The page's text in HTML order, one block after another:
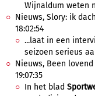
Wijnaldum weten
Nieuws, Slory: ik
18:02:54
...laat in een
seizoen serieus
Nieuws, Been
19:07:35
In het blad